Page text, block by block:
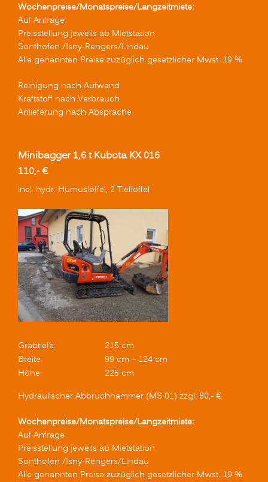
Wochenpreise/Monatspreise/Langzeitmiete:
Auf Anfrage
Preisstellung jeweils ab Mietstation
Sonthofen /Isny-Rengers/Lindau
Alle genannten Preise zuzüglich gesetzlicher Mwst. 19 %
Reinigung nach Aufwand
Kraftstoff nach Verbrauch
Anlieferung nach Absprache
Minibagger 1,6 t Kubota KX 016
110,- €
incl. hydr. Humuslöffel, 2 Tieflöffel
Grabtiefe:
215 cm
Breite:
99 cm – 124 cm
Höhe:
225 cm
Hydraulischer Abbruchhammer (MS 01) zzgl. 80,- €
Wochenpreise/Monatspreise/Langzeitmiete:
Auf Anfrage
Preisstellung jeweils ab Mietstation
Sonthofen /Isny-Rengers/Lindau
Alle genannten Preise zuzüglich gesetzlicher Mwst. 19 %